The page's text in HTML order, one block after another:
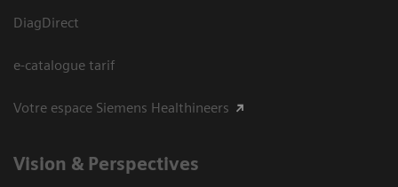
DiagDirect
e-catalogue tarif
Votre espace Siemens Healthineers
Vision ​& Perspectives